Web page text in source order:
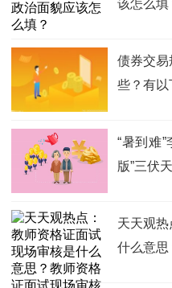
该怎么填
债券交易
些？有以
“暑到难
版”三伏天
天天观
什么意思